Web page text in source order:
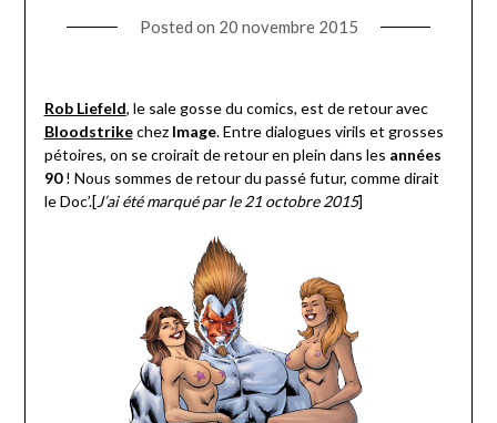
Posted on 20 novembre 2015
Rob Liefeld, le sale gosse du comics, est de retour avec
Bloodstrikechez Image. Entre dialogues virils et grosses
pétoires, on se croirait de retour en plein dans les années
90! Nous sommes de retour du passé futur, comme dirait
le Doc’.[J’ai été marqué par le 21 octobre 2015]